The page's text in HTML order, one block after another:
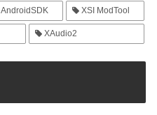
AndroidSDK XSI ModTool
XAudio2